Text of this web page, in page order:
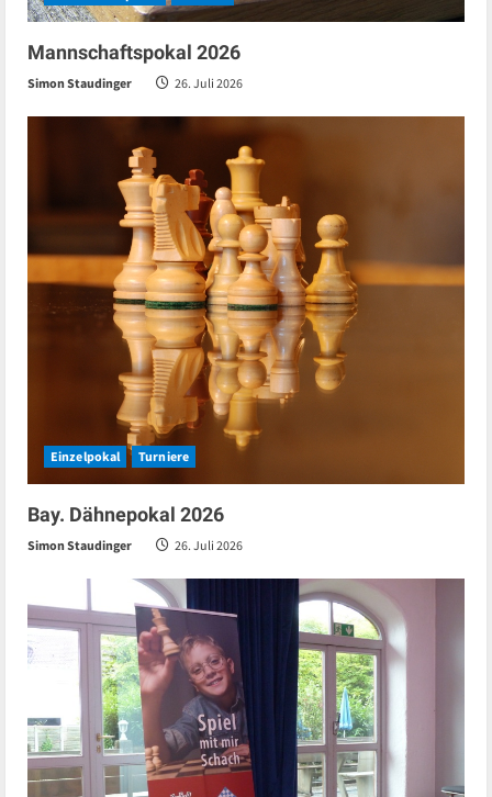
Mannschaftspokal 2026
Simon Staudinger 26. Juli 2026
Einzelpokal Turniere
Bay. Dähnepokal 2026
Simon Staudinger 26. Juli 2026